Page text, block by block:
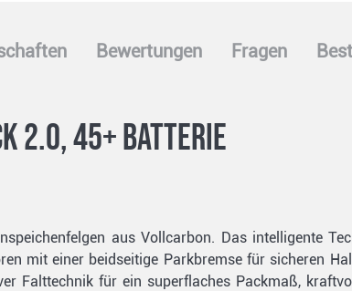
Bewertungen Fragen
2.0, 45+ Batterie
aus Vollcarbon. Das intelligente
mit einer beidseitige Parkbremse für sicheren
Falttechnik für ein superflaches Packmaß,